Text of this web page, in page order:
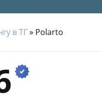
в ТГ» Polarto